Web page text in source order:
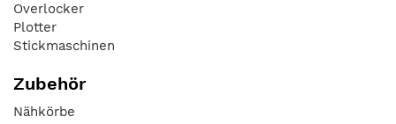
Overlocker
Plotter
Stickmaschinen
Zubehör
Nähkörbe